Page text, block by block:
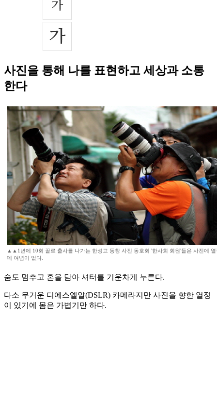
사진을 통해 나를 표현하고 세상과 소통
한다
▲▲1년에 10회 꼴로 출사를 나가는 한성고 동창 사진 동호회 '한사회 회원'들은 사진에
데 여념이 없다.
숨도 멈추고 혼을 담아 셔터를 기운차게 누른다.
다소 무거운 디에스엘알(DSLR) 카메라지만 사진을 향한 열정
이 있기에 몸은 가볍기만 하다.